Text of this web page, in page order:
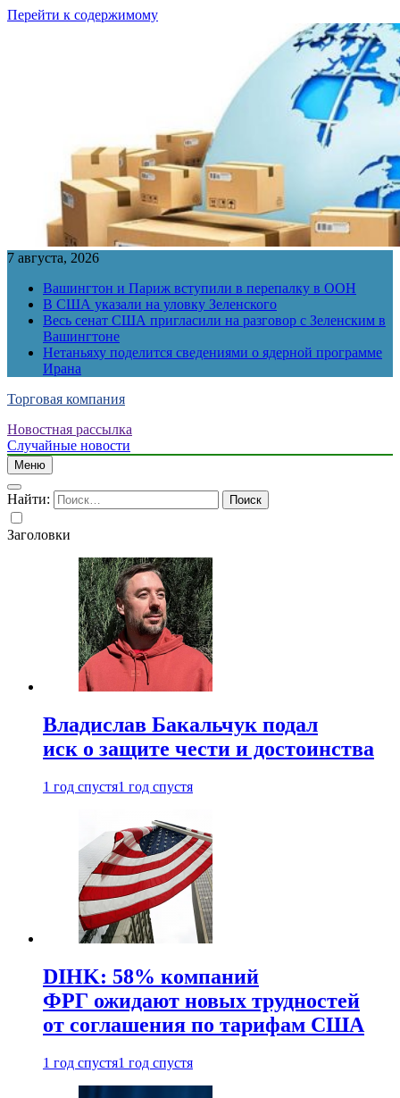
Перейти к содержимому
7 августа, 2026
Вашингтон и Париж вступили в перепалку в ООН
В США указали на уловку Зеленского
Весь сенат США пригласили на разговор с Зеленским в
Вашингтоне
Нетаньяху поделится сведениями о ядерной программе
Ирана
Торговая компания
Новостная рассылка
Случайные новости
Меню
Найти:
Заголовки
Владислав Бакальчук подал
иск о защите чести и достоинства
1 год спустя1 год спустя
DIHK: 58% компаний
ФРГ ожидают новых трудностей
от соглашения по тарифам США
1 год спустя1 год спустя